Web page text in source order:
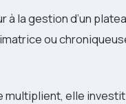
à la gestion d’un
ou
multiplient, elle